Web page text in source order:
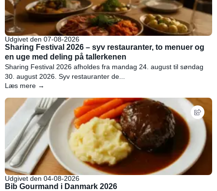
Udgivet den 07-08-2026
Sharing Festival 2026 – syv restauranter, to menuer og
en uge med deling på tallerkenen
Sharing Festival 2026 afholdes fra mandag 24. august til søndag
30. august 2026. Syv restauranter de...
Læs mere →
Udgivet den 04-08-2026
Bib Gourmand i Danmark 2026